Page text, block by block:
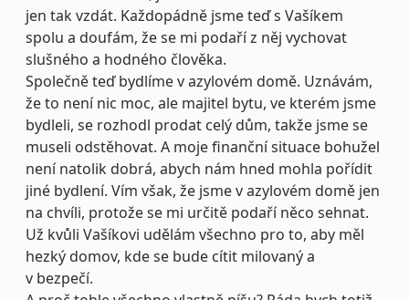
jen tak vzdát. Každopádně jsme teď s Vašíkem
spolu a doufám, že se mi podaří z něj vychovat
slušného a hodného člověka.
Společně teď bydlíme v azylovém domě. Uznávám,
že to není nic moc, ale majitel bytu, ve kterém jsme
bydleli, se rozhodl prodat celý dům, takže jsme se
museli odstěhovat. A moje finanční situace bohužel
není natolik dobrá, abych nám hned mohla pořídit
jiné bydlení. Vím však, že jsme v azylovém domě jen
na chvíli, protože se mi určitě podaří něco sehnat.
Už kvůli Vašíkovi udělám všechno pro to, aby měl
hezký domov, kde se bude cítit milovaný a
v bezpečí.